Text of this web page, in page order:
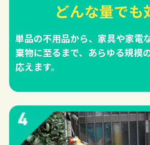
どんな量でも
単品の不用品から、家具や家電
棄物に至るまで、あらゆる規模
応えます。